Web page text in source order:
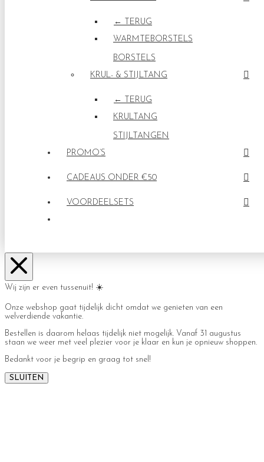
← TERUG
WARMTEBORSTELS
BORSTELS
KRUL- & STIJLTANG
← TERUG
KRULTANG
STIJLTANGEN
PROMO’S
CADEAUS ONDER €50
VOORDEELSETS
Wij zijn er even tussenuit! ☀️
Onze webshop gaat tijdelijk dicht omdat we genieten van een
welverdiende vakantie.
Bestellen is daarom helaas tijdelijk niet mogelijk. Vanaf 31 augustus
staan we weer met veel plezier voor je klaar en kun je opnieuw shoppen.
Bedankt voor je begrip en graag tot snel!
SLUITEN